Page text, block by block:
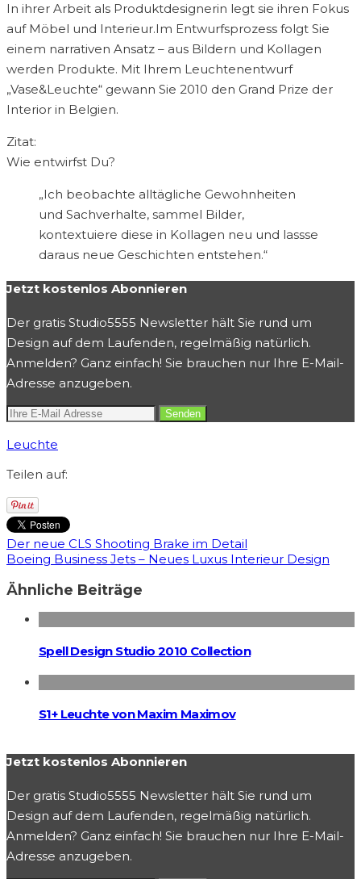
In ihrer Arbeit als Produktdesignerin legt sie ihren Fokus
auf Möbel und Interieur.Im Entwurfsprozess folgt Sie
einem narrativen Ansatz – aus Bildern und Kollagen
werden Produkte. Mit Ihrem Leuchtenentwurf
„Vase&Leuchte“ gewann Sie 2010 den Grand Prize der
Interior in Belgien.
Zitat:
Wie entwirfst Du?
„Ich beobachte alltägliche Gewohnheiten
und Sachverhalte, sammel Bilder,
kontextuiere diese in Kollagen neu und lassse
daraus neue Geschichten entstehen.“
Jetzt kostenlos Abonnieren
Der gratis Studio5555 Newsletter hält Sie rund um
Design auf dem Laufenden, regelmäßig natürlich.
Anmelden? Ganz einfach! Sie brauchen nur Ihre E-Mail-
Adresse anzugeben.
Leuchte
Teilen auf:
Der neue CLS Shooting Brake im Detail
Boeing Business Jets – Neues Luxus Interieur Design
Ähnliche Beiträge
Spell Design Studio 2010 Collection
S1+ Leuchte von Maxim Maximov
Jetzt kostenlos Abonnieren
Der gratis Studio5555 Newsletter hält Sie rund um
Design auf dem Laufenden, regelmäßig natürlich.
Anmelden? Ganz einfach! Sie brauchen nur Ihre E-Mail-
Adresse anzugeben.